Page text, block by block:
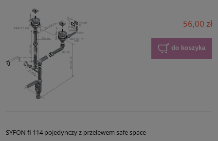
56,00 zł
do koszyka
SYFON fi 114 pojedynczy z przelewem safe space